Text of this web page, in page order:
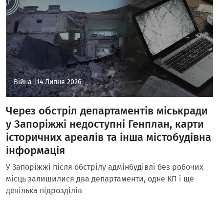
Війна |14 Липня 2026
Через обстріл департаментів міськради
у Запоріжжі недоступні Генплан, карти
історичних ареалів та інша містобудівна
інформація
У Запоріжжі після обстрілу адмінбудівлі без робочих
місць залишилися два департаменти, одне КП і ще
декілька підрозділів